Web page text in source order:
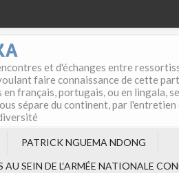
et d'échanges entre
faire connaissance de cette
français, portugais, ou en lingala,
sépare du continent, par
PATRICK NGUEMA NDONG
AU SEIN DE L‘ARMÉE NATIONALE